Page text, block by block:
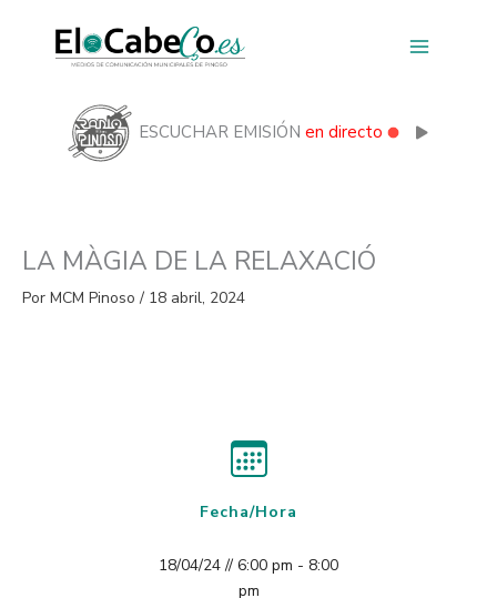
contenido
ESCUCHAR EMISIÓN en directo
LA MÀGIA DE LA RELAXACIÓ
Por MCM Pinoso / 18 abril, 2024
Fecha/Hora
18/04/24 // 6:00 pm - 8:00
pm